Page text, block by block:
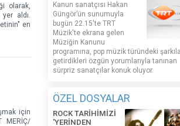
olarak,
aldı.
en
için
MERİÇ/
Kanun sanatçısı Hakan
Güngör’ün sunumuyla
bugün 22.15'te TRT
Müzik'te ekrana gelen
Müziğin Kanunu
programına, pop müzik türündeki
getirdikleri özgün yorumlarıyla tanınan
sürpriz sanatçılar konuk oluyor.
ÖZEL DOSYALAR
ROCK TARİHİMİZİ
'YERİNDEN